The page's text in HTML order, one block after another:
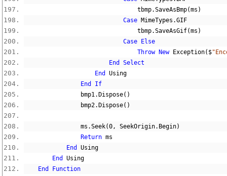
                                tbmp
.SaveAsBmp(ms )
Case MimeTypes .GIF
                                tbmp
.SaveAsGif(ms )
Case
Else
Throw
New Exception($
End
Select
End
Using
End
If
                bmp1
. Dispose()
                bmp2
. Dispose()
                ms
.Seek(0, SeekOrigin. Begin)
Return ms
End
Using
End
Using
End
Function